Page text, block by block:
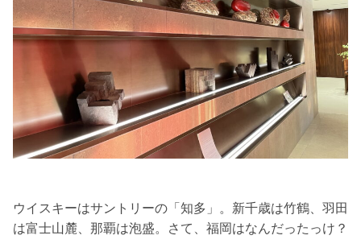
ウイスキーはサントリーの「知多」。新千歳は竹鶴、羽田
は富士山麓、那覇は泡盛。さて、福岡はなんだったっけ？